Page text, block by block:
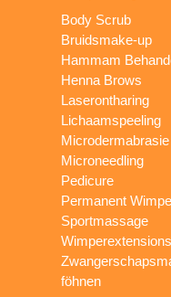
Body Scrub
Bruidsmake-up
Hammam
Henna Brows
Laserontharing
Lichaamspeeling
Microdermabrasie
Microneedling
Pedicure
Permanent
Sportmassage
Wimperextensions
föhnen